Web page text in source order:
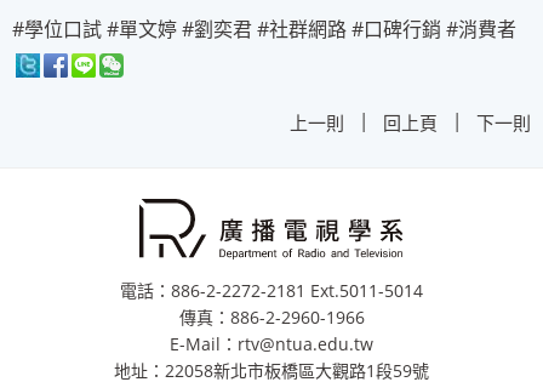
#學位口試 #單文婷 #劉奕君 #社群網路 #口碑行銷 #消費者
上一則 | 回上頁 | 下一則
電話：886-2-2272-2181 Ext.5011-5014
傳真：886-2-2960-1966
E-Mail：rtv@ntua.edu.tw
地址：22058新北市板橋區大觀路1段59號